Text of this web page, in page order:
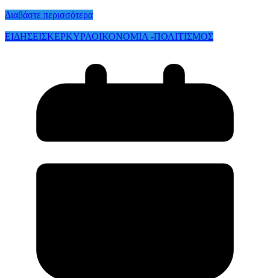
Διαβάστε περισσότερα
ΕΙΔΗΣΕΙΣΚΕΡΚΥΡΑΟΙΚΟΝΟΜΙΑ -ΠΟΛΙΤΙΣΜΟΣ